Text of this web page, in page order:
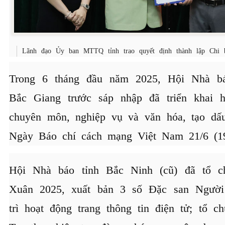
Lãnh đạo Ủy ban MTTQ tỉnh trao quyết định thành lập
Trong 6 tháng đầu năm 2025, Hội Nhà
Bắc Giang trước sáp nhập đã triển khai
chuyên môn, nghiệp vụ và văn hóa, tạo
Ngày Báo chí cách mạng Việt Nam 21/6
Hội Nhà báo tỉnh Bắc Ninh (cũ) đã tổ
Xuân 2025, xuất bản 3 số Đặc san
trì hoạt động trang thông tin điện tử; tổ